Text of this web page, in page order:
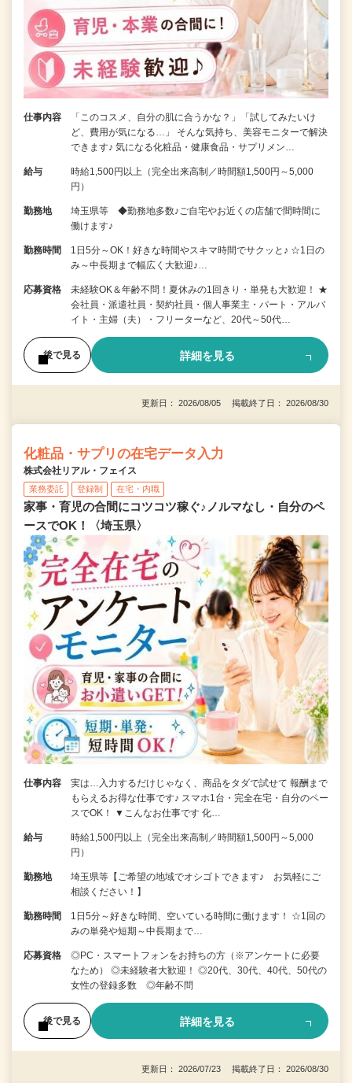
仕事内容
「このコスメ、自分の肌に合うかな？」「試してみたいけ
ど、費用が気になる…」 そんな気持ち、美容モニターで解決
できます♪ 気になる化粧品・健康食品・サプリメン…
給与
時給1,500円以上（完全出来高制／時間額1,500円～5,000
円）
勤務地
埼玉県等 ◆勤務地多数♪ご自宅やお近くの店舗で間時間に
働けます♪
勤務時間
1日5分～OK！好きな時間やスキマ時間でサクッと♪ ☆1日の
み～中長期まで幅広く大歓迎♪…
応募資格
未経験OK＆年齢不問！夏休みの1回きり・単発も大歓迎！ ★
会社員・派遣社員・契約社員・個人事業主・パート・アルバ
イト・主婦（夫）・フリーターなど、20代～50代…
後で見る 詳細を見る
更新日： 2026/08/05 掲載終了日： 2026/08/30
化粧品・サプリの在宅データ入力
株式会社リアル・フェイス
業務委託 登録制 在宅・内職
家事・育児の合間にコツコツ稼ぐ♪ノルマなし・自分のペ
ースでOK！〈埼玉県〉
仕事内容
実は…入力するだけじゃなく、商品をタダで試せて 報酬まで
もらえるお得な仕事です♪ スマホ1台・完全在宅・自分のペー
スでOK！ ▼こんなお仕事です 化…
給与
時給1,500円以上（完全出来高制／時間額1,500円～5,000
円）
勤務地
埼玉県等【ご希望の地域でオシゴトできます♪ お気軽にご
相談ください！】
勤務時間
1日5分～好きな時間、空いている時間に働けます！ ☆1回の
みの単発や短期～中長期まで…
応募資格
◎PC・スマートフォンをお持ちの方（※アンケートに必要
なため） ◎未経験者大歓迎！ ◎20代、30代、40代、50代の
女性の登録多数 ◎年齢不問
後で見る 詳細を見る
更新日： 2026/07/23 掲載終了日： 2026/08/30